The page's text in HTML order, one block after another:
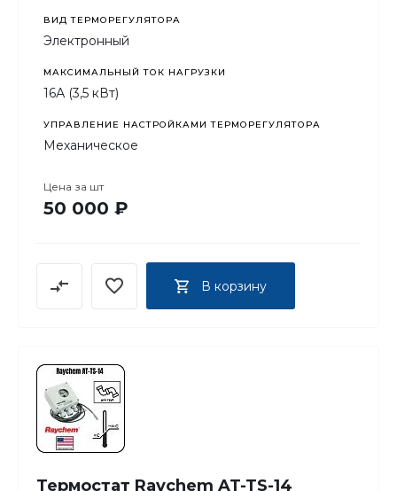
ВИД ТЕРМОРЕГУЛЯТОРА
Электронный
МАКСИМАЛЬНЫЙ ТОК НАГРУЗКИ
16А (3,5 кВт)
УПРАВЛЕНИЕ НАСТРОЙКАМИ ТЕРМОРЕГУЛЯТОРА
Механическое
Цена за шт
50 000 ₽
В корзину
Термостат Raychem AT-TS-14